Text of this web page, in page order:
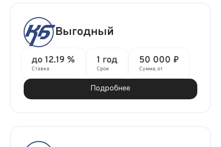
Выгодный
до 12.19 %
Ставка
1 год
Срок
50 000 ₽
Сумма, от
Подробнее